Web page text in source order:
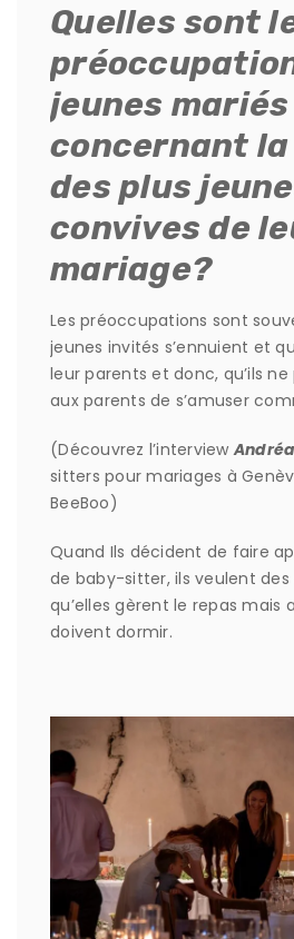
Quelles sont
jeunes mariés
concernant
des plus
convives de
mariage?
Les préoccupations sont
jeunes invités s’ennuient et
leur parents et donc, qu’ils
aux parents de s’amuser
(Découvrez l’interview
sitters pour mariages à
BeeBoo)
Quand Ils décident de faire
de baby-sitter, ils veulent
qu’elles gèrent le repas mais
doivent dormir.